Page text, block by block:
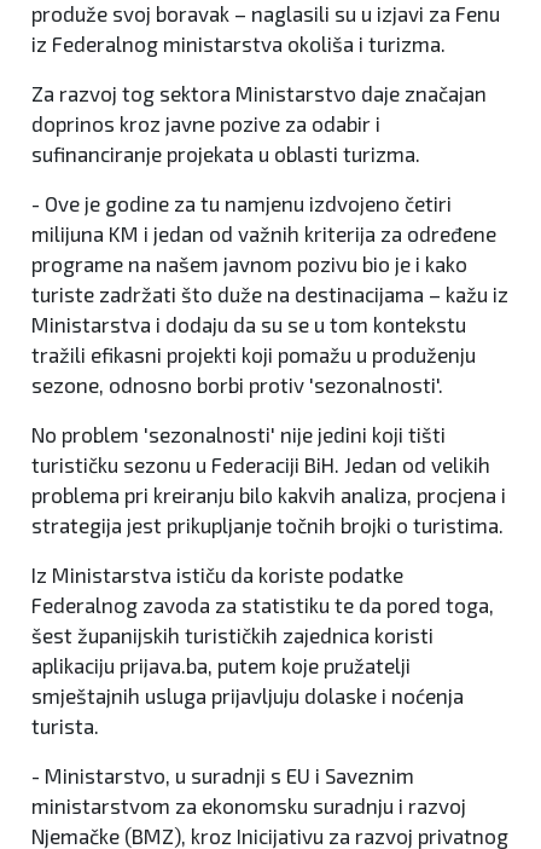
produže svoj boravak – naglasili su u izjavi za Fenu
iz Federalnog ministarstva okoliša i turizma.
Za razvoj tog sektora Ministarstvo daje značajan
doprinos kroz javne pozive za odabir i
sufinanciranje projekata u oblasti turizma.
- Ove je godine za tu namjenu izdvojeno četiri
milijuna KM i jedan od važnih kriterija za određene
programe na našem javnom pozivu bio je i kako
turiste zadržati što duže na destinacijama – kažu iz
Ministarstva i dodaju da su se u tom kontekstu
tražili efikasni projekti koji pomažu u produženju
sezone, odnosno borbi protiv 'sezonalnosti'.
No problem 'sezonalnosti' nije jedini koji tišti
turističku sezonu u Federaciji BiH. Jedan od velikih
problema pri kreiranju bilo kakvih analiza, procjena i
strategija jest prikupljanje točnih brojki o turistima.
Iz Ministarstva ističu da koriste podatke
Federalnog zavoda za statistiku te da pored toga,
šest županijskih turističkih zajednica koristi
aplikaciju prijava.ba, putem koje pružatelji
smještajnih usluga prijavljuju dolaske i noćenja
turista.
- Ministarstvo, u suradnji s EU i Saveznim
ministarstvom za ekonomsku suradnju i razvoj
Njemačke (BMZ), kroz Inicijativu za razvoj privatnog